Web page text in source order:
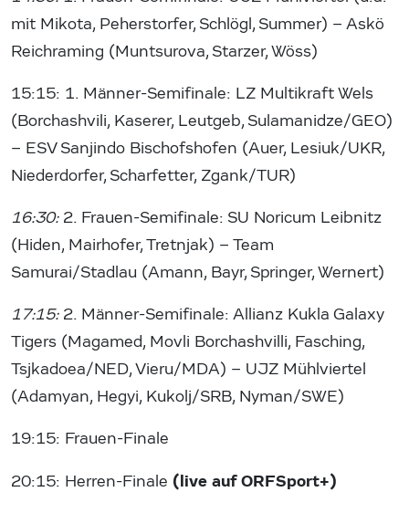
mit Mikota, Peherstorfer, Schlögl, Summer) – Askö
Reichraming (Muntsurova, Starzer, Wöss)
15:15: 1. Männer-Semifinale: LZ Multikraft Wels
(Borchashvili, Kaserer, Leutgeb, Sulamanidze/GEO)
– ESV Sanjindo Bischofshofen (Auer, Lesiuk/UKR,
Niederdorfer, Scharfetter, Zgank/TUR)
16:30: 2. Frauen-Semifinale: SU Noricum Leibnitz
(Hiden, Mairhofer, Tretnjak) – Team
Samurai/Stadlau (Amann, Bayr, Springer, Wernert)
17:15: 2. Männer-Semifinale: Allianz Kukla Galaxy
Tigers (Magamed, Movli Borchashvilli, Fasching,
Tsjkadoea/NED, Vieru/MDA) – UJZ Mühlviertel
(Adamyan, Hegyi, Kukolj/SRB, Nyman/SWE)
19:15: Frauen-Finale
20:15: Herren-Finale (live auf ORFSport+)